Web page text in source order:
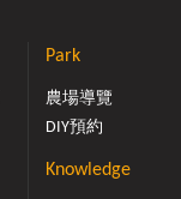
Park
農場導覽
DIY預約
Knowledge